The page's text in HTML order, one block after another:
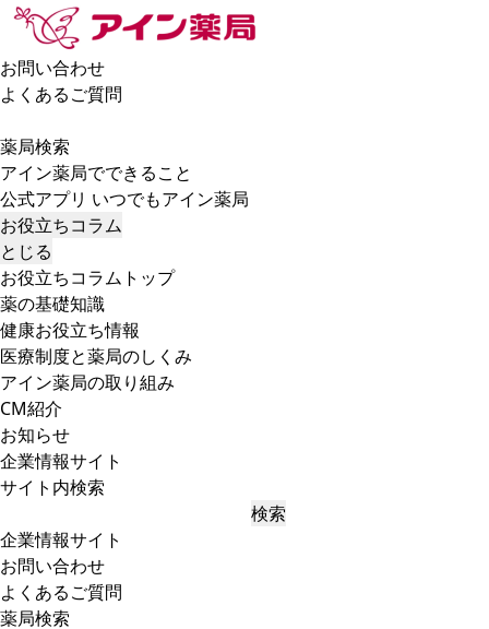
お問い合わせ
よくあるご質問
薬局検索
アイン薬局でできること
公式アプリ いつでもアイン薬局
お役立ちコラム
とじる
お役立ちコラムトップ
薬の基礎知識
健康お役立ち情報
医療制度と薬局のしくみ
アイン薬局の取り組み
CM紹介
お知らせ
企業情報サイト
サイト内検索
検索
企業情報サイト
お問い合わせ
よくあるご質問
薬局検索